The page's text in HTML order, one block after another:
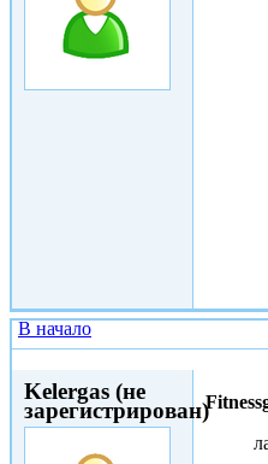
В начало
Kelergas (не
зарегистрирован)